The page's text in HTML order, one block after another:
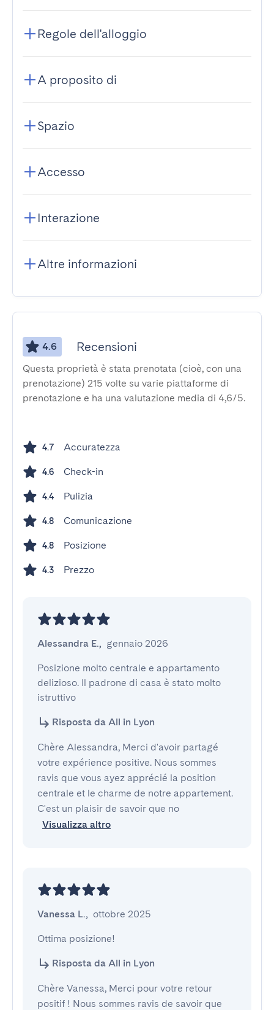
Regole dell'alloggio
A proposito di
Spazio
Accesso
Interazione
Altre informazioni
4.6 Recensioni
Questa proprietà è stata prenotata (cioè, con una
prenotazione) 215 volte su varie piattaforme di
prenotazione e ha una valutazione media di 4,6/5.
4.7 Accuratezza
4.6 Check-in
4.4 Pulizia
4.8 Comunicazione
4.8 Posizione
4.3 Prezzo
Alessandra E., gennaio 2026
Posizione molto centrale e appartamento
delizioso. Il padrone di casa è stato molto
istruttivo
Risposta da All in Lyon
Chère Alessandra, Merci d'avoir partagé
votre expérience positive. Nous sommes
ravis que vous ayez apprécié la position
centrale et le charme de notre appartement.
C'est un plaisir de savoir que no
Visualizza altro
Vanessa L., ottobre 2025
Ottima posizione!
Risposta da All in Lyon
Chère Vanessa, Merci pour votre retour
positif ! Nous sommes ravis de savoir que